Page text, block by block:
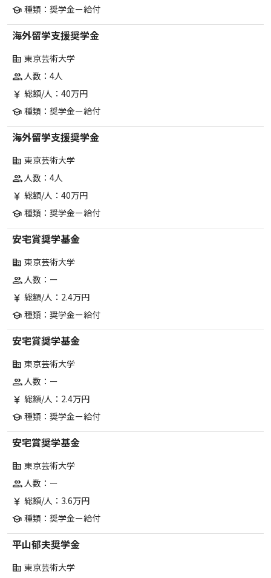
school 種類：奨学金ー給付
海外留学支援奨学金
corporate_fare 東京芸術大学
group人数：4人
currency_yen 総額/人：40万円
school 種類：奨学金ー給付
海外留学支援奨学金
corporate_fare 東京芸術大学
group人数：4人
currency_yen 総額/人：40万円
school 種類：奨学金ー給付
安宅賞奨学基金
corporate_fare 東京芸術大学
group人数：ー
currency_yen 総額/人：2.4万円
school 種類：奨学金ー給付
安宅賞奨学基金
corporate_fare 東京芸術大学
group人数：ー
currency_yen 総額/人：2.4万円
school 種類：奨学金ー給付
安宅賞奨学基金
corporate_fare 東京芸術大学
group人数：ー
currency_yen 総額/人：3.6万円
school 種類：奨学金ー給付
平山郁夫奨学金
corporate_fare 東京芸術大学